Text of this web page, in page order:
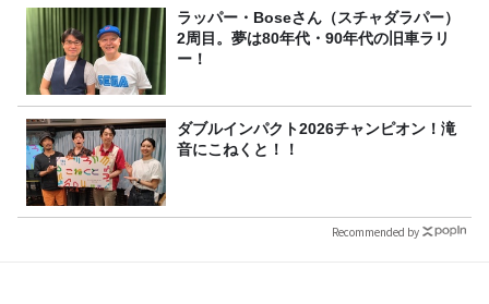
ラッパー・Boseさん（スチャダラパー）
2周目。夢は80年代・90年代の旧車ラリ
ー！
ダブルインパクト2026チャンピオン！滝
音にこねくと！！
Recommended by